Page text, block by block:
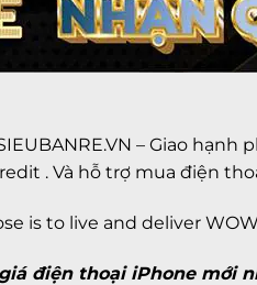
– Giao
. Và hỗ trợ mua điện
is to live and deliver
điện thoại iPhone mới